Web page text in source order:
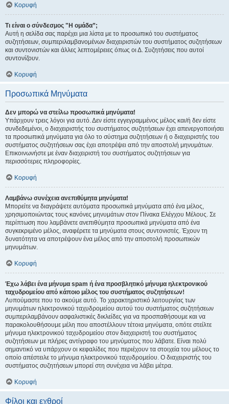
Κορυφή
Τι είναι ο σύνδεσμος "Η ομάδα”;
Αυτή η σελίδα σας παρέχει μια λίστα με το προσωπικό του συστήματος
συζητήσεων, συμπεριλαμβανομένων διαχειριστών του συστήματος συζητήσεων
και συντονιστών και άλλες λεπτομέρειες όπως οι Δ. Συζητήσεις που αυτοί
συντονίζουν.
Κορυφή
Προσωπικά Μηνύματα
Δεν μπορώ να στείλω προσωπικά μηνύματα!
Υπάρχουν τρεις λόγοι για αυτό. Δεν είστε εγγεγραμμένος μέλος και/ή δεν είστε
συνδεδεμένοι, ο διαχειριστής του συστήματος συζητήσεων έχει απενεργοποιήσει
τα προσωπικά μηνύματα για όλο το σύστημα συζητήσεων ή ο διαχειριστής του
συστήματος συζητήσεων σας έχει αποτρέψει από την αποστολή μηνυμάτων.
Επικοινωνήστε με έναν διαχειριστή του συστήματος συζητήσεων για
περισσότερες πληροφορίες.
Κορυφή
Λαμβάνω συνέχεια ανεπιθύμητα μηνύματα!
Μπορείτε να διαγράψετε αυτόματα προσωπικά μηνύματα από ένα μέλος,
χρησιμοποιώντας τους κανόνες μηνυμάτων στον Πίνακα Ελέγχου Μέλους. Σε
περίπτωση που λαμβάνετε ανεπιθύμητα προσωπικά μηνύματα από ένα
συγκεκριμένο μέλος, αναφέρετε τα μηνύματα στους συντονιστές. Έχουν τη
δυνατότητα να αποτρέψουν ένα μέλος από την αποστολή προσωπικών
μηνυμάτων.
Κορυφή
Έχω λάβει ένα μήνυμα spam ή ένα προσβλητικό μήνυμα ηλεκτρονικού
ταχυδρομείου από κάποιο μέλος του συστήματος συζητήσεων!
Λυπούμαστε που το ακούμε αυτό. Το χαρακτηριστικό λειτουργίας των
μηνυμάτων ηλεκτρονικού ταχυδρομείου αυτού του συστήματος συζητήσεων
συμπεριλαμβάνουν ασφαλιστικές δικλείδες για να προσπαθήσουμε και να
παρακολουθήσουμε μέλη που αποστέλλουν τέτοια μηνύματα, οπότε στείλτε
μήνυμα ηλεκτρονικού ταχυδρομείου στον διαχειριστή του συστήματος
συζητήσεων με πλήρες αντίγραφο του μηνύματος που λάβατε. Είναι πολύ
σημαντικό να υπάρχουν οι κεφαλίδες που περιέχουν τα στοιχεία του μέλους το
οποίο απέστειλε το μήνυμα ηλεκτρονικού ταχυδρομείου. Ο διαχειριστής του
συστήματος συζητήσεων μπορεί στη συνέχεια να λάβει μέτρα.
Κορυφή
Φίλοι και εχθροί